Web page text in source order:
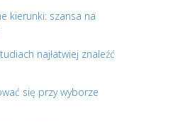
kierunki: szansa na
najłatwiej znaleźć
się przy wyborze